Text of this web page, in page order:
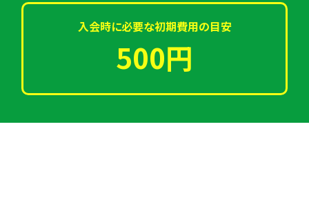
入会時に必要な初期費用の目安
500円